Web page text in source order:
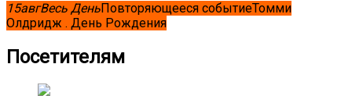
15авгВесь ДеньПовторяющееся событиеТомми
Олдридж . День Рождения
Посетителям